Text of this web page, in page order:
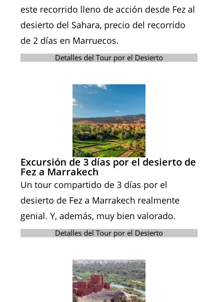
este recorrido lleno de acción desde Fez al
desierto del Sahara, precio del recorrido
de 2 días en Marruecos.
Detalles del Tour por el Desierto
Excursión de 3 días por el desierto de
Fez a Marrakech
Un tour compartido de 3 días por el
desierto de Fez a Marrakech realmente
genial. Y, además, muy bien valorado.
Detalles del Tour por el Desierto